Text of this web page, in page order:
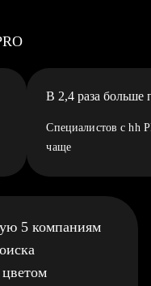
В 2,4 раза больше
Специалистов с hh
чаще
5 компаниям